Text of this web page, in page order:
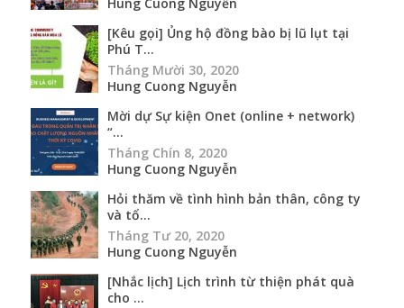
[Kêu gọi] Ủng hộ đồng bào bị lũ lụt tại
Phú T...
Tháng Mười 30, 2020
Hung Cuong Nguyễn
Mời dự Sự kiện Onet (online + network)
“...
Tháng Chín 8, 2020
Hung Cuong Nguyễn
Hỏi thăm về tình hình bản thân, công ty
và tổ...
Tháng Tư 20, 2020
Hung Cuong Nguyễn
[Nhắc lịch] Lịch trình từ thiện phát quà
cho ...